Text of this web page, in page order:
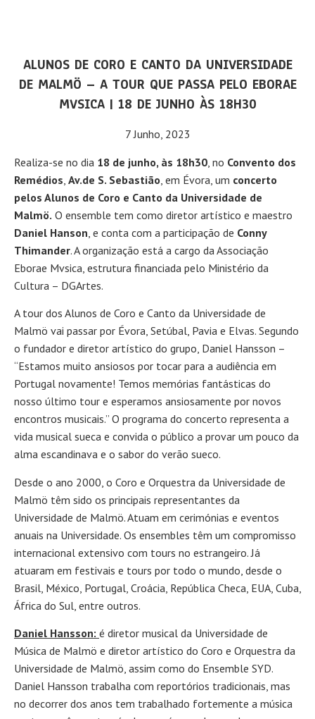
ALUNOS DE CORO E CANTO DA UNIVERSIDADE
DE MALMÖ – A TOUR QUE PASSA PELO EBORAE
MVSICA | 18 DE JUNHO ÀS 18H30
7 Junho, 2023
Realiza-se no dia 18 de junho, às 18h30, no Convento dos
Remédios, Av.de S. Sebastião, em Évora, um concerto
pelos Alunos de Coro e Canto da Universidade de
Malmö. O ensemble tem como diretor artístico e maestro
Daniel Hanson, e conta com a participação de Conny
Thimander. A organização está a cargo da Associação
Eborae Mvsica, estrutura financiada pelo Ministério da
Cultura – DGArtes.
A tour dos Alunos de Coro e Canto da Universidade de
Malmö vai passar por Évora, Setúbal, Pavia e Elvas. Segundo
o fundador e diretor artístico do grupo, Daniel Hansson –
“Estamos muito ansiosos por tocar para a audiência em
Portugal novamente! Temos memórias fantásticas do
nosso último tour e esperamos ansiosamente por novos
encontros musicais.” O programa do concerto representa a
vida musical sueca e convida o público a provar um pouco da
alma escandinava e o sabor do verão sueco.
Desde o ano 2000, o Coro e Orquestra da Universidade de
Malmö têm sido os principais representantes da
Universidade de Malmö. Atuam em cerimónias e eventos
anuais na Universidade. Os ensembles têm um compromisso
internacional extensivo com tours no estrangeiro. Já
atuaram em festivais e tours por todo o mundo, desde o
Brasil, México, Portugal, Croácia, República Checa, EUA, Cuba,
África do Sul, entre outros.
Daniel Hansson: é diretor musical da Universidade de
Música de Malmö e diretor artístico do Coro e Orquestra da
Universidade de Malmö, assim como do Ensemble SYD.
Daniel Hansson trabalha com reportórios tradicionais, mas
no decorrer dos anos tem trabalhado fortemente a música